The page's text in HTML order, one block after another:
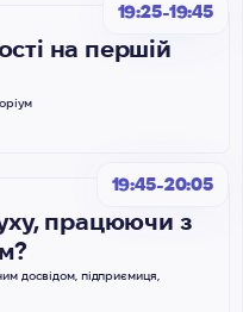
19:25-19:45
на першій
19:45-20:05
працюючи з
досвідом, підприємиця,